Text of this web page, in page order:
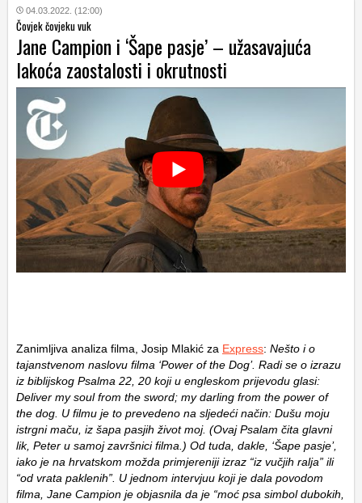
04.03.2022. (12:00)
Čovjek čovjeku vuk
Jane Campion i ‘Šape pasje’ – užasavajuća
lakoća zaostalosti i okrutnosti
Zanimljiva analiza filma, Josip Mlakić za Express: Nešto i o
tajanstvenom naslovu filma ‘Power of the Dog’. Radi se o izrazu
iz biblijskog Psalma 22, 20 koji u engleskom prijevodu glasi:
Deliver my soul from the sword; my darling from the power of
the dog. U filmu je to prevedeno na sljedeći način: Dušu moju
istrgni maču, iz šapa pasjih život moj. (Ovaj Psalam čita glavni
lik, Peter u samoj završnici filma.) Od tuda, dakle, ‘Šape pasje’,
iako je na hrvatskom možda primjereniji izraz “iz vučjih ralja” ili
“od vrata paklenih”. U jednom intervjuu koji je dala povodom
filma, Jane Campion je objasnila da je “moć psa simbol dubokih,